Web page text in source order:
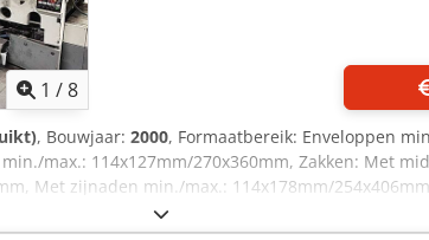
1 /8
, Bouwjaar: 2000, Formaatbereik: Enveloppen
max.: 114x127mm/270x360mm, Zakken: Met
Met zijnaden min./max.: 114x178mm/
400/min. Documentatie beschikbaar.